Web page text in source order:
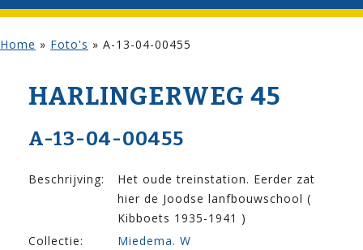
Home » Foto's » A-13-04-00455
HARLINGERWEG 45
A-13-04-00455
Beschrijving:
Het oude treinstation. Eerder zat
hier de Joodse lanfbouwschool (
Kibboets 1935-1941 )
Collectie:
Miedema. W